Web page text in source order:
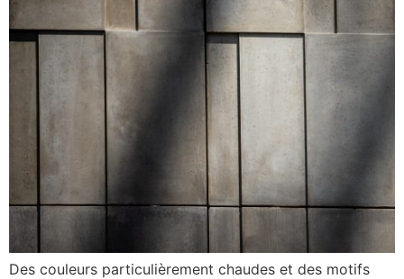
Des couleurs particulièrement chaudes et des motifs